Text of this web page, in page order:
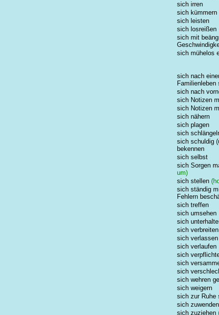
sich irren
sich kümmern
sich leisten
sich losreißen
sich mit
sich mühelos
sich nach
Familienleben
sich nach
sich Notizen
sich Notizen
sich nähern
sich plagen
sich
sich schuldig
bekennen
sich selbst
sich Sorgen
um)
sich stellen
sich ständig
Fehlern
sich treffen
sich umsehen
sich
sich verbreiten
sich
sich verlaufen
sich
sich
sich
sich wehren
sich weigern
sich zur Ruhe
sich zuwenden
sich zuziehen